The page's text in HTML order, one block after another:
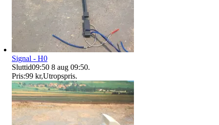
Signal - H0
Sluttid09:50 8 aug 09:50.
Pris:99 kr,Utropspris.